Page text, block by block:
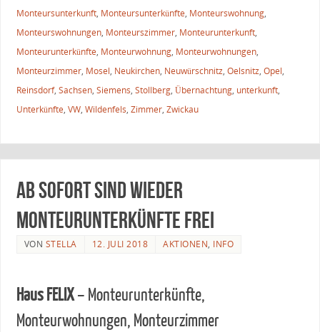
Monteursunterkunft, Monteursunterkünfte, Monteurswohnung,
Monteurswohnungen, Monteurszimmer, Monteurunterkunft,
Monteurunterkünfte, Monteurwohnung, Monteurwohnungen,
Monteurzimmer, Mosel, Neukirchen, Neuwürschnitz, Oelsnitz, Opel,
Reinsdorf, Sachsen, Siemens, Stollberg, Übernachtung, unterkunft,
Unterkünfte, VW, Wildenfels, Zimmer, Zwickau
Ab sofort sind wieder
Monteurunterkünfte frei
VON STELLA 12. JULI 2018 AKTIONEN, INFO
Haus FELIX– Monteurunterkünfte,
Monteurwohnungen, Monteurzimmer